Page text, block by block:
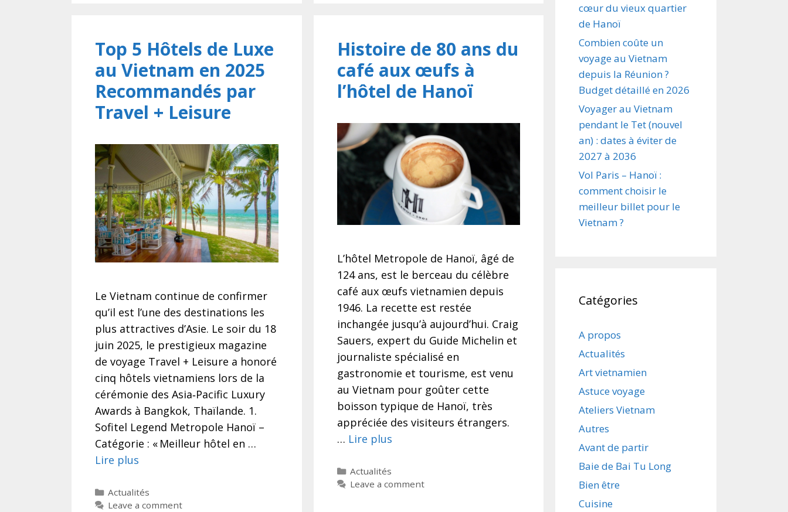
Top 5 Hôtels de Luxe
au Vietnam en 2025
Recommandés par
Travel + Leisure
Le Vietnam continue de confirmer
qu’il est l’une des destinations les
plus attractives d’Asie. Le soir du 18
juin 2025, le prestigieux magazine
de voyage Travel + Leisure a honoré
cinq hôtels vietnamiens lors de la
cérémonie des Asia‑Pacific Luxury
Awards à Bangkok, Thaïlande. 1.
Sofitel Legend Metropole Hanoï –
Catégorie : « Meilleur hôtel en …
Lire plus
Categories
Actualités
Leave a comment
Histoire de 80 ans du
café aux œufs à
l’hôtel de Hanoï
L’hôtel Metropole de Hanoï, âgé de
124 ans, est le berceau du célèbre
café aux œufs vietnamien depuis
1946. La recette est restée
inchangée jusqu’à aujourd’hui. Craig
Sauers, expert du Guide Michelin et
journaliste spécialisé en
gastronomie et tourisme, est venu
au Vietnam pour goûter cette
boisson typique de Hanoï, très
appréciée des visiteurs étrangers.
… Lire plus
Categories
Actualités
Leave a comment
cœur du vieux quartier
de Hanoï
Combien coûte un
voyage au Vietnam
depuis la Réunion ?
Budget détaillé en 2026
Voyager au Vietnam
pendant le Tet (nouvel
an) : dates à éviter de
2027 à 2036
Vol Paris – Hanoï :
comment choisir le
meilleur billet pour le
Vietnam ?
Catégories
A propos
Actualités
Art vietnamien
Astuce voyage
Ateliers Vietnam
Autres
Avant de partir
Baie de Bai Tu Long
Bien être
Cuisine